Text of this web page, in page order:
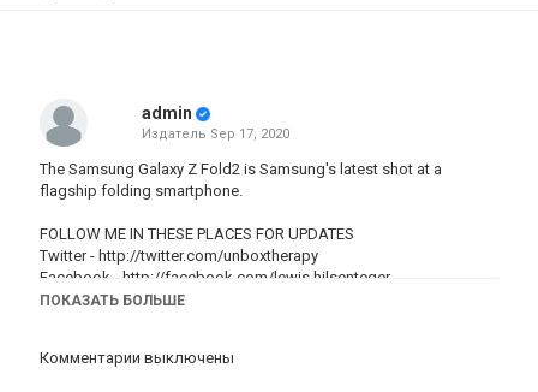
admin
Издатель Sep 17, 2020
The Samsung Galaxy Z Fold2 is Samsung's latest shot at a
flagship folding smartphone.
FOLLOW ME IN THESE PLACES FOR UPDATES
Twitter - http://twitter.com/unboxtherapy
Facebook -
http://facebook.com/lewis.hilsenteger
Instagram -http://instagram.com/unboxtherapy
iPhone X обзор
ПОКАЗАТЬ БОЛЬШЕ
Комментарии выключены